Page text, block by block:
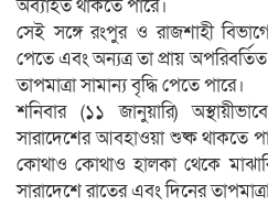
অব্যাহত থাকতে পারে।
সেই সঙ্গে রংপুর ও রাজশাহী বিভাগে
পেতে এবং অন্যত্র তা প্রায়
তাপমাত্রা সামান্য বৃদ্ধি পেতে পারে।
শনিবার (১১ জানুয়ারি)
সারাদেশের আবহাওয়া শুষ্ক থাকতে
কোথাও কোথাও হালকা থেকে
সারাদেশে রাতের এবং দিনের